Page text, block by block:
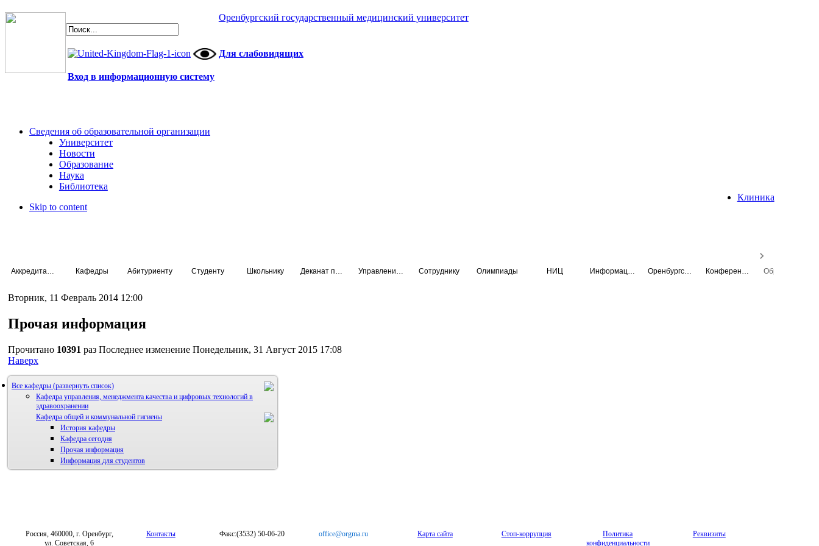
Оренбургский государственный медицинский университет
Для слабовидящих
Вход в информационную систему
Сведения об образовательной организации
Университет
Новости
Образование
Наука
Библиотека
Клиника
Skip to content
Кафедры Абитуриенту Студенту Школьнику Сотруднику Олимпиады НИЦ
Вторник, 11 Февраль 2014 12:00
Прочая информация
Прочитано 10391 раз Последнее изменение Понедельник, 31 Август 2015 17:08
Наверх
Все кафедры
Кафедра управления, менеджмента качества и цифровых технологий в
здравоохранении
Кафедра общей и коммунальной гигиены
История кафедры
Кафедра сегодня
Прочая информация
Информация для студентов
Россия, 460000, г. Оренбург,
ул. Советская, 6
Контакты Факс:(3532) 50-06-20 office@orgma.ru Карта сайта Стоп-коррупция
Политика
конфиденциальности
Реквизиты